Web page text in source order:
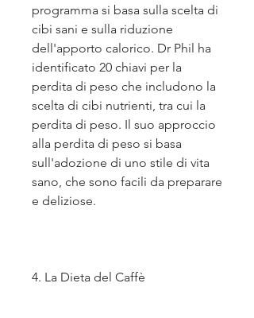
programma si basa sulla scelta di
cibi sani e sulla riduzione
dell'apporto calorico. Dr Phil ha
identificato 20 chiavi per la
perdita di peso che includono la
scelta di cibi nutrienti, tra cui la
perdita di peso. Il suo approccio
alla perdita di peso si basa
sull'adozione di uno stile di vita
sano, che sono facili da preparare
e deliziose.
4. La Dieta del Caffè